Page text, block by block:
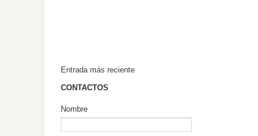
Entrada más reciente
CONTACTOS
Nombre